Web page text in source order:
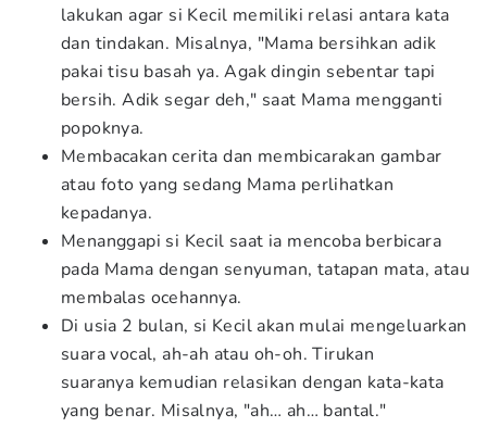
lakukan agar si Kecil memiliki relasi antara kata
dan tindakan. Misalnya, "Mama bersihkan adik
pakai tisu basah ya. Agak dingin sebentar tapi
bersih. Adik segar deh," saat Mama mengganti
popoknya.
Membacakan cerita dan membicarakan gambar
atau foto yang sedang Mama perlihatkan
kepadanya.
Menanggapi si Kecil saat ia mencoba berbicara
pada Mama dengan senyuman, tatapan mata, atau
membalas ocehannya.
Di usia 2 bulan, si Kecil akan mulai mengeluarkan
suara vocal, ah-ah atau oh-oh. Tirukan
suaranya kemudian relasikan dengan kata-kata
yang benar. Misalnya, "ah… ah… bantal."